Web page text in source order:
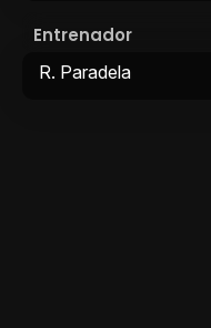
Entrenador
R. Paradela